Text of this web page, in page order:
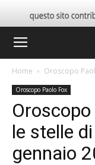
Home Oroscopo
Oroscopo Paolo Fox
le stelle
gennaio